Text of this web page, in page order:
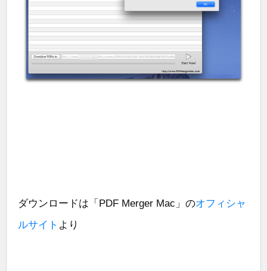
ダウンロードは「PDF Merger Mac」のオフィシャ
ルサイト より